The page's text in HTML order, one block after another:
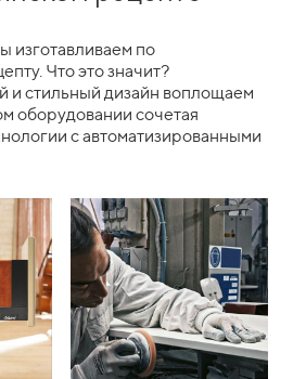
изготавливаем по
Что это значит?
и стильный дизайн воплощаем
оборудовании сочетая
с автоматизированными